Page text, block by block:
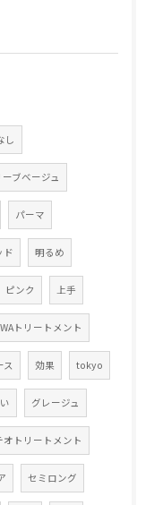
し
ーブベージュ
パーマ
ド 明るめ
ピンク 上手
トリートメント
ス 効果 tokyo
グレージュ
オトリートメント
セミロング